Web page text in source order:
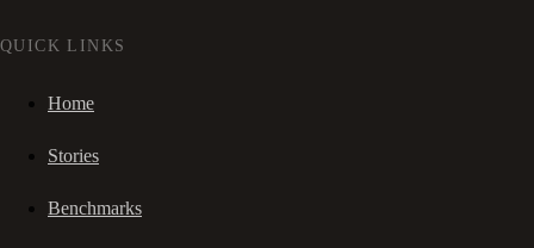
QUICK LINKS
Home
Stories
Benchmarks